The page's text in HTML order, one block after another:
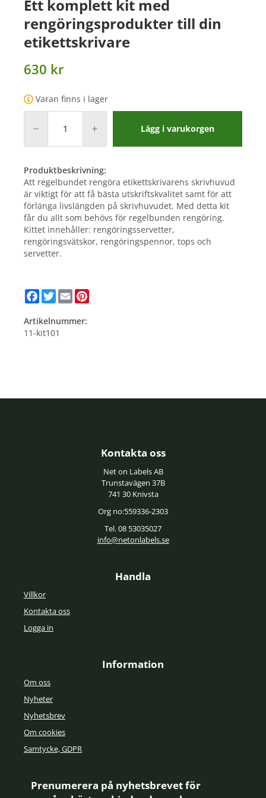
Ett komplett kit med
rengöringsprodukter till din
etikettskrivare
630 kr
Varan finns i lager
Lägg i varukorgen
Produktbeskrivning:
Att regelbundet rengöra etikettskrivarens skrivhuvud
är viktigt för att få bästa utskriftskvalitet samt för att
förlänga livslängden på skrivhuvudet. Med detta kit
får du allt som behövs för regelbunden rengöring.
Kittet innehåller: rengöringsservetter,
rengöringsvätskor, rengöringspennor, tops och
servetter.
Facebook
Twitter
Email
Artikelnummer:
11-kit101
Kontakta oss
Net on Labels AB
Trunstavägen 37B
741 30 Knivsta
Org no:559336-2303
Tel. 08 53035027
info@netonlabels.se
Handla
Villkor
Kontakta oss
Logga in
Information
Om oss
Nyheter
Nyhetsbrev
Om cookies
Samtycke, GDPR
Prenumerera på nyhetsbrevet för